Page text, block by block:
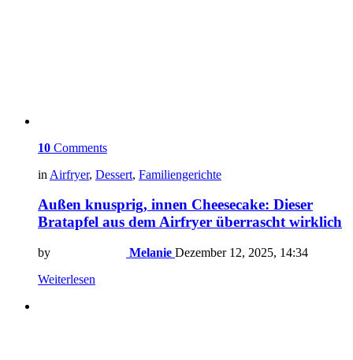
10 Comments
in Airfryer, Dessert, Familiengerichte
Außen knusprig, innen Cheesecake: Dieser
Bratapfel aus dem Airfryer überrascht wirklich
by Melanie Dezember 12, 2025, 14:34
Weiterlesen